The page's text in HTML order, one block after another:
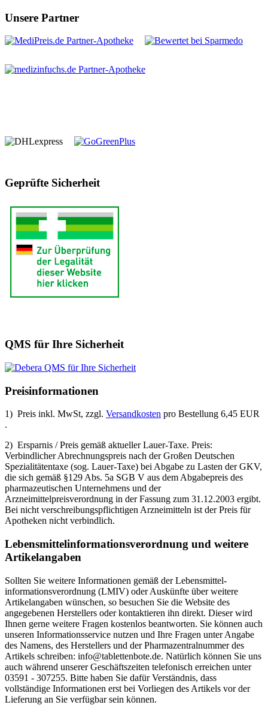
Unsere Partner
Geprüfte Sicherheit
QMS für Ihre Sicherheit
Preisinformationen
1) Preis inkl. MwSt, zzgl. Versandkosten pro Bestellung 6,45 EUR
.
2) Ersparnis / Preis gemäß aktueller Lauer-Taxe. Preis:
Verbindlicher Abrechnungspreis nach der Großen Deutschen
Spezialitätentaxe (sog. Lauer-Taxe) bei Abgabe zu Lasten der GKV,
die sich gemäß §129 Abs. 5a SGB V aus dem Abgabepreis des
pharmazeutischen Unternehmens und der
Arzneimittelpreisverordnung in der Fassung zum 31.12.2003 ergibt.
Bei nicht verschreibungspflichtigen Arzneimitteln ist der Preis für
Apotheken nicht verbindlich.
Lebensmittel­informations­verordnung und weitere
Artikelangaben
Sollten Sie weitere Informationen gemäß der Lebensmittel­
informations­verordnung (LMIV) oder Auskünfte über weitere
Artikelangaben wünschen, so besuchen Sie die Website des
angegebenen Herstellers oder kontaktieren ihn direkt. Dieser wird
Ihnen gerne weitere Fragen kostenlos beantworten. Sie können auch
unseren Informationsservice nutzen und Ihre Fragen unter Angabe
des Namens, des Herstellers und der Pharmazentralnummer des
Artikels schreiben: info@tablettenbote.de. Natürlich können Sie uns
auch während unserer Geschäftszeiten telefonisch erreichen unter
03591 - 307255. Bitte haben Sie dafür Verständnis, dass
vollständige Informationen erst bei Vorliegen des Artikels vor der
Lieferung an Sie verfügbar sein können.